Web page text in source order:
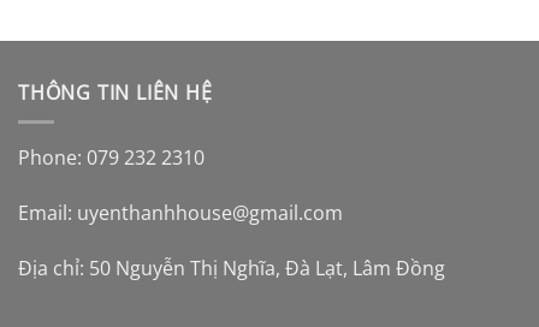
THÔNG TIN LIÊN HỆ
Phone: 079 232 2310
Email: uyenthanhhouse@gmail.com
Địa chỉ: 50 Nguyễn Thị Nghĩa, Đà Lạt, Lâm Đồng